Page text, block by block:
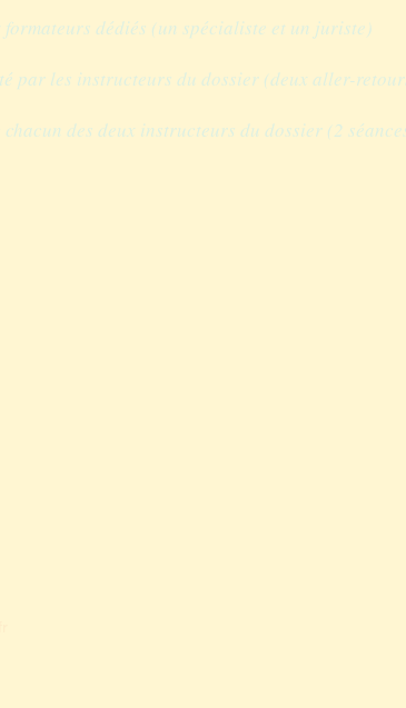
dédiés (un spécialiste et un juriste)
par les instructeurs du dossier (deux aller-
des deux instructeurs du dossier (2